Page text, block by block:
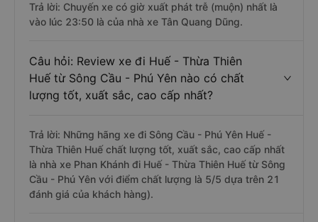
Trả lời: Chuyến xe có giờ xuất phát trễ (muộn) nhất là
vào lúc 23:50 là của nhà xe Tân Quang Dũng.
Câu hỏi: Review xe đi Huế - Thừa Thiên
Huế từ Sông Cầu - Phú Yên nào có chất
lượng tốt, xuất sắc, cao cấp nhất?
Trả lời: Những hãng xe đi Sông Cầu - Phú Yên Huế -
Thừa Thiên Huế chất lượng tốt, xuất sắc, cao cấp nhất
là nhà xe Phan Khánh đi Huế - Thừa Thiên Huế từ Sông
Cầu - Phú Yên với điểm chất lượng là 5/5 dựa trên 21
đánh giá của khách hàng).